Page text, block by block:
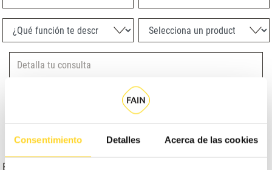
Consentimiento Detalles Acerca de las cookies
¿Qué función te describe mejor? Selecciona un producto
Escribe tu dirección